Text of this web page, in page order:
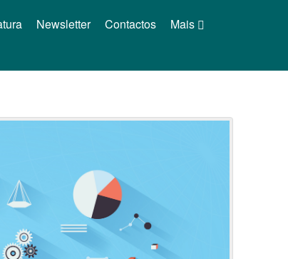
Mais
Newsletter Contactos